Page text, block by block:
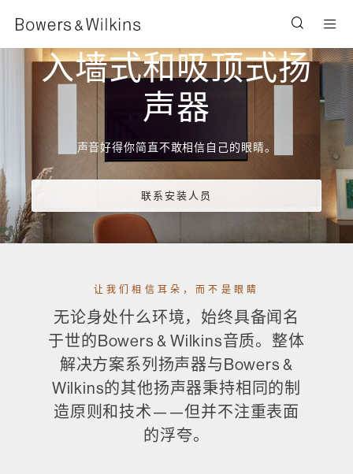
入墙式和吸顶式扬
声器
声音好得你简直不敢相信自己的眼睛。
联系安装人员
让我们相信耳朵，而不是眼睛
无论身处什么环境，始终具备闻名
于世的Bowers & Wilkins音质。整体
解决方案系列扬声器与Bowers &
Wilkins的其他扬声器秉持相同的制
造原则和技术——但并不注重表面
的浮夸。